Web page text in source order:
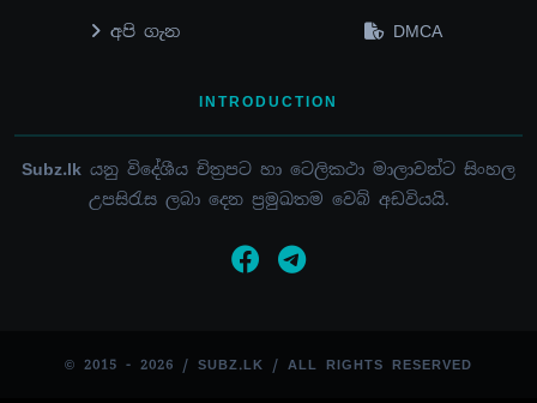
අපි ගැන
DMCA
INTRODUCTION
Subz.lk යනු විදේශීය චිත්‍රපට හා ටෙලිකථා මාලාවන්ට සිංහල
උපසිරැස ලබා දෙන ප්‍රමුඛතම වෙබ් අඩවියයි.
© 2015 - 2026 / SUBZ.LK / ALL RIGHTS RESERVED